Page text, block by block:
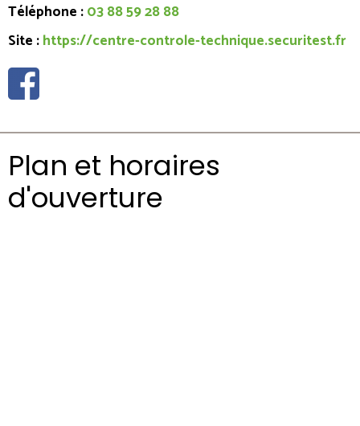
Téléphone :03 88 59 28 88
Site :https://centre-controle-technique.securitest.fr
Plan et horaires
d'ouverture